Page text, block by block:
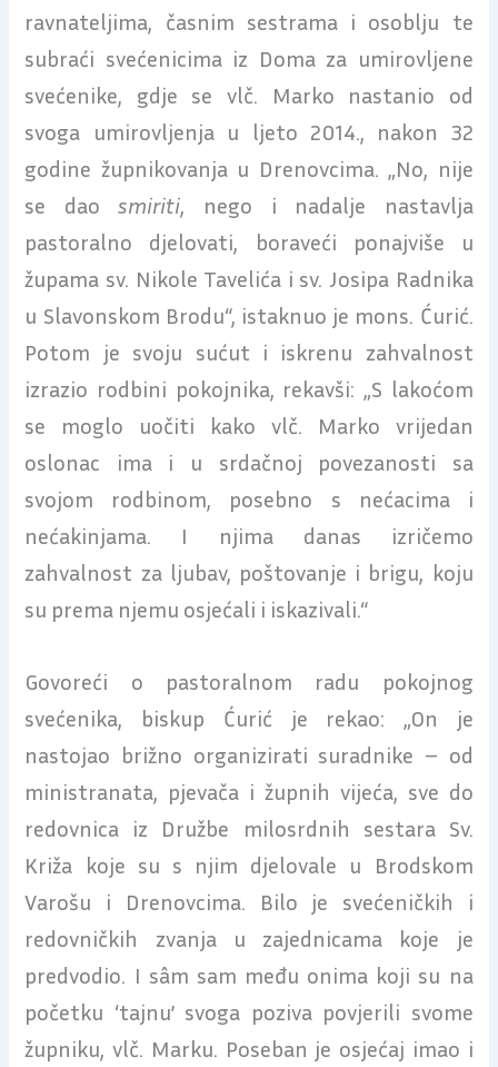
ravnateljima, časnim sestrama i osoblju te
subraći svećenicima iz Doma za umirovljene
svećenike, gdje se vlč. Marko nastanio od
svoga umirovljenja u ljeto 2014., nakon 32
godine župnikovanja u Drenovcima. „No, nije
se daosmiriti, nego i nadalje nastavlja
pastoralno djelovati, boraveći ponajviše u
župama sv. Nikole Tavelića i sv. Josipa Radnika
u Slavonskom Brodu“, istaknuo je mons. Ćurić.
Potom je svoju sućut i iskrenu zahvalnost
izrazio rodbini pokojnika, rekavši: „S lakoćom
se moglo uočiti kako vlč. Marko vrijedan
oslonac ima i u srdačnoj povezanosti sa
svojom rodbinom, posebno s nećacima i
nećakinjama. I njima danas izričemo
zahvalnost za ljubav, poštovanje i brigu, koju
su prema njemu osjećali i iskazivali.“
Govoreći o pastoralnom radu pokojnog
svećenika, biskup Ćurić je rekao: „On je
nastojao brižno organizirati suradnike – od
ministranata, pjevača i župnih vijeća, sve do
redovnica iz Družbe milosrdnih sestara Sv.
Križa koje su s njim djelovale u Brodskom
Varošu i Drenovcima. Bilo je svećeničkih i
redovničkih zvanja u zajednicama koje je
predvodio. I sâm sam među onima koji su na
početku ‘tajnu’ svoga poziva povjerili svome
župniku, vlč. Marku. Poseban je osjećaj imao i